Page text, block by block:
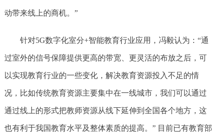
动带来线上的商机。”
针对5G数字化室分+智能教育行业应用，冯毅认为：“通
过室外的信号保障提供更高的带宽、更灵活的布放之后，可
以实现教育行业的一些变化，解决教育资源投入不足的情
况，比如传统教育资源主要集中在一线城市，我们可以通过
通过线上的形式把教师资源从线下延伸到全国各个地方，这
也有利于我国教育水平及整体素质的提高。” 目前已有教育部